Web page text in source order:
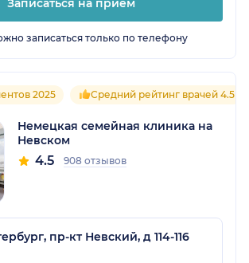
Записаться на прием
записаться только по телефону
2025 Средний рейтинг врачей 4.5
Немецкая семейная клиника на
Невском
4.5 908 отзывов
пр-кт Невский, д 114-116